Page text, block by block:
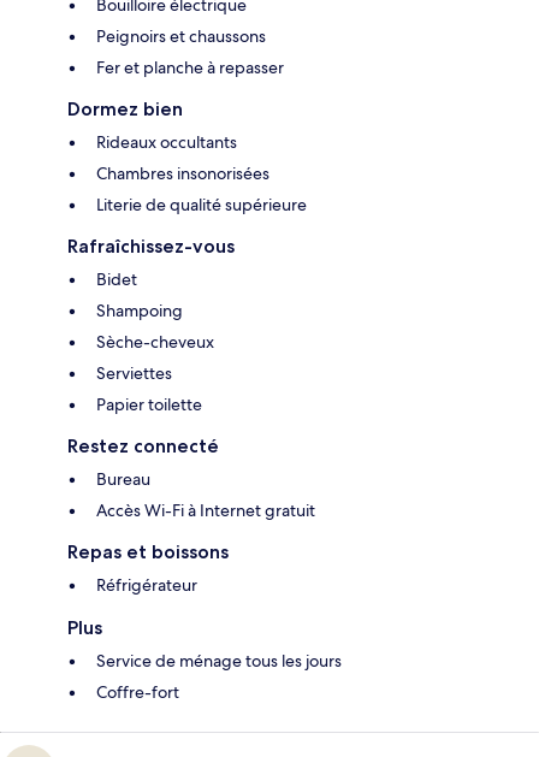
Bouilloire électrique
Peignoirs et chaussons
Fer et planche à repasser
Dormez bien
Rideaux occultants
Chambres insonorisées
Literie de qualité supérieure
Rafraîchissez-vous
Bidet
Shampoing
Sèche-cheveux
Serviettes
Papier toilette
Restez connecté
Bureau
Accès Wi-Fi à Internet gratuit
Repas et boissons
Réfrigérateur
Plus
Service de ménage tous les jours
Coffre-fort